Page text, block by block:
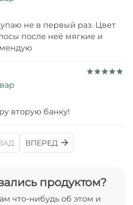
вымывается при
кислотную смывку. Как бы
маски - а кто их знает.
мне приятно, но
и получше.
не в первый раз. Цвет
после неё мягкие и
вторую банку!
ВПЕРЕД
продуктом?
что-нибудь об этом и